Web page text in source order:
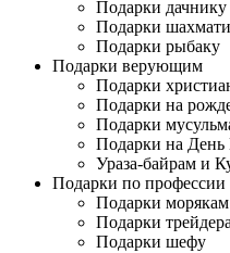
Подарки дачнику
Подарки
Подарки рыбаку
Подарки верующим
Подарки
Подарки на
Подарки
Подарки на
Ураза-байрам и
Подарки по профессии
Подарки морякам
Подарки
Подарки шефу